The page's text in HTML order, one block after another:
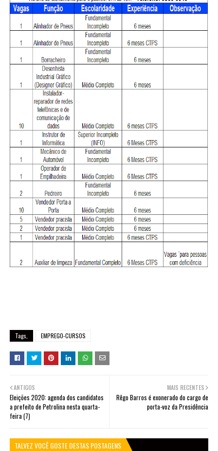
Tags, EMPREGO-CURSOS
MAIS RECENTES
Rêgo Barros é exonerado do cargo de
porta-voz da Presidência
ANTIGOS
Eleições 2020: agenda dos candidatos
a prefeito de Petrolina nesta quarta-
feira (7)
TALVEZ VOCÊ GOSTE DESTAS POSTAGENS